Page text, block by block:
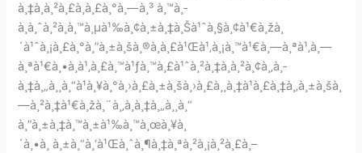
à¸‡à¸à¸²à¸£à¸à¸£à¸°à¸—à¸³ à¸™à¸­
à¸à¸ˆà¸²à¸à¸™à¸µà¹‰à¸¢à¸±à¸‡à¸Šà¹ˆà¸§à¸¢à¹€à¸žà¸
´à¹ˆà¸¡à¸£à¸°à¸”à¸±à¸šà¸®à¸­à¸£à¹Œà¹‚à¸¡à¸™à¹€à¸—à¸ªà¹‚à¸—
à¸ªà¹€à¸•à¸­à¹‚à¸£à¸™à¹ƒà¸™à¸£à¹ˆà¸²à¸‡à¸à¸²à¸¢à¸‚à¸­
à¸‡à¸„à¸¸à¸“à¹à¸¥à¸°à¸›à¸£à¸±à¸šà¸›à¸£à¸¸à¸‡à¹à¸£à¸‡à¸‚à¸±à¸šà¸
—à¸²à¸‡à¹€à¸žà¸¨à¸‚à¸­à¸‡à¸„à¸¸à¸“
à¸”à¸±à¸‡à¸™à¸±à¹‰à¸™à¸œà¸¥à¸
´à¸•à¸ à¸±à¸“à¸‘à¹Œà¸ˆà¸¶à¸‡à¸ªà¸²à¸¡à¸²à¸£à¸–